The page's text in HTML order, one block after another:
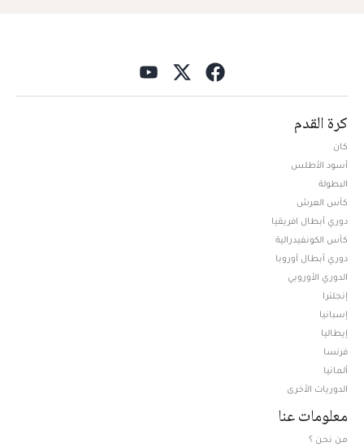
كرة القدم
كان
أسود الأطلس
البطولة
كأس العرش
دوري أبطال افريقيا
كأس الكونفيدرالية
دوري أبطال أوروبا
الدوري الأوروبي
إنجلترا
إسبانيا
إيطاليا
فرنسا
ألمانيا
الدوريات الأخرى
معلومات عنا
من نحن ؟